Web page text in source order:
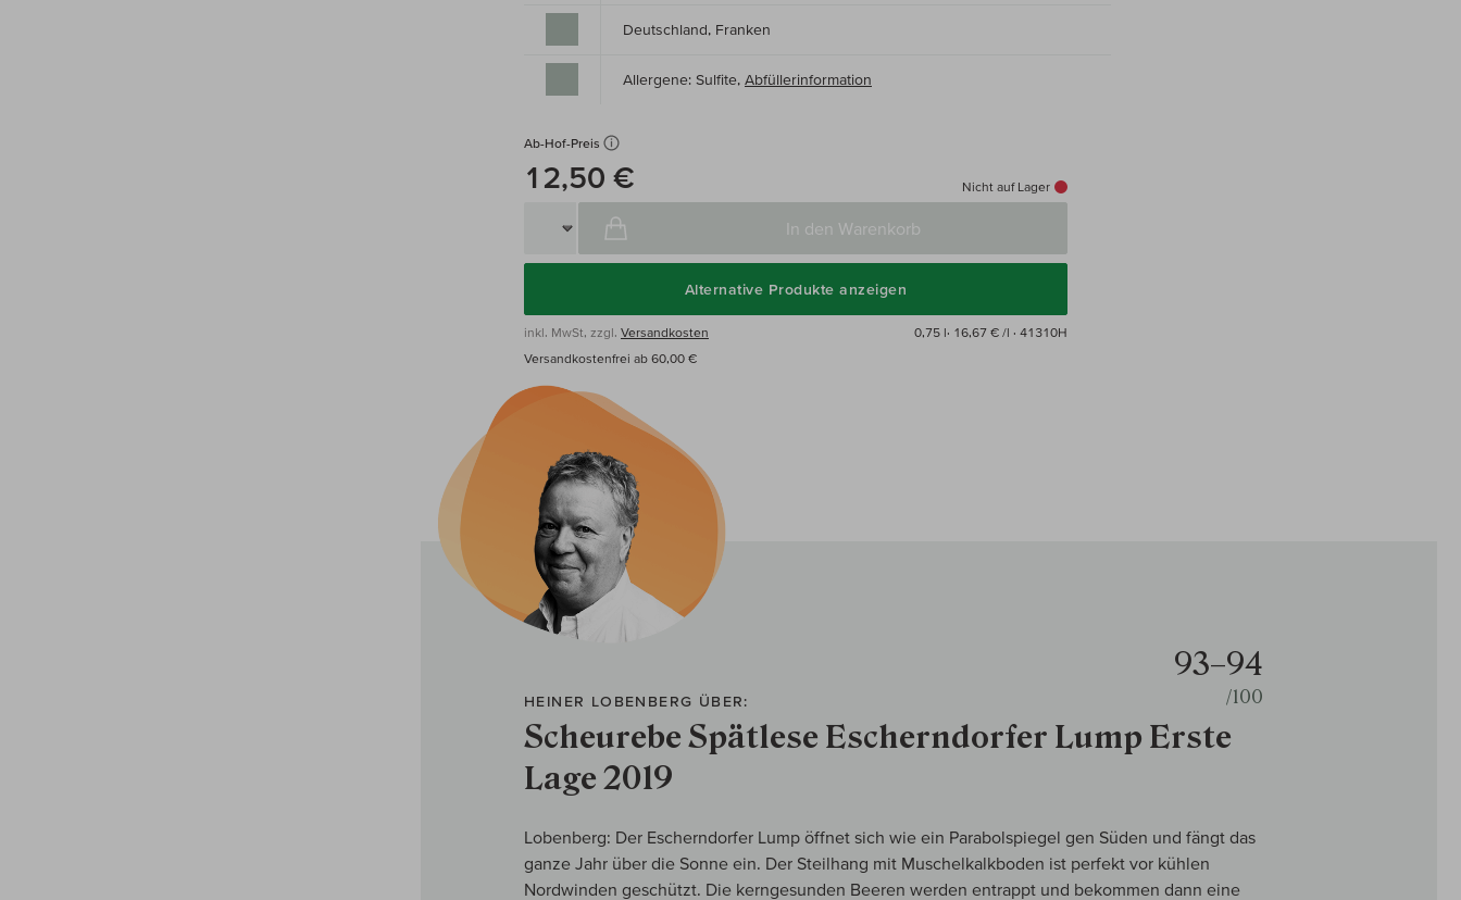
Deutschland, Franken
Allergene: Sulfite, Abfüllerinformation
Ab-Hof-Preis
12,50 € Nicht auf Lager
In den Warenkorb
Alternative Produkte anzeigen
inkl. MwSt, zzgl. Versandkosten 0,75 l· 16,67 € /l · 41310H
Versandkostenfrei ab 60,00 €
HEINER LOBENBERG ÜBER:
Scheurebe Spätlese Escherndorfer Lump Erste
Lage 2019
93–94
/100
Lobenberg: Der Escherndorfer Lump öffnet sich wie ein Parabolspiegel gen Süden und fängt das
ganze Jahr über die Sonne ein. Der Steilhang mit Muschelkalkboden ist perfekt vor kühlen
Nordwinden geschützt. Die kerngesunden Beeren werden entrappt und bekommen dann eine